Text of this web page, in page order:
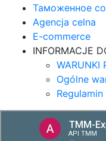
Таможенное
Agencja celna
E-commerce
INFORMACJE
WARUNKI
Ogólne